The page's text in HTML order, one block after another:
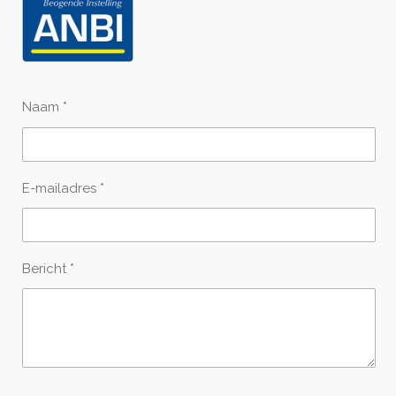
Naam *
E-mailadres *
Bericht *